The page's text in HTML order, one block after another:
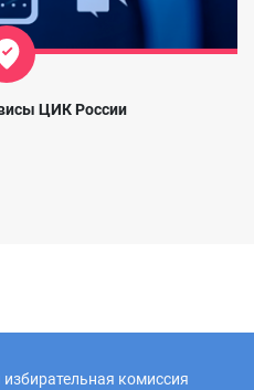
ЦИК России
комиссия